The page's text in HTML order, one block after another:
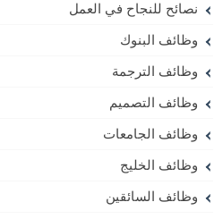
نصائح للنجاح في العمل
وظائف البنوك
وظائف الترجمة
وظائف التصميم
وظائف الجامعات
وظائف الخليج
وظائف السائقين